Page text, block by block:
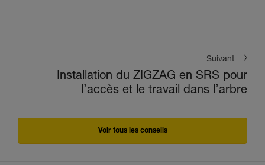
Suivant
Installation du ZIGZAG en SRS pour
l’accès et le travail dans l’arbre
Voir tous les conseils